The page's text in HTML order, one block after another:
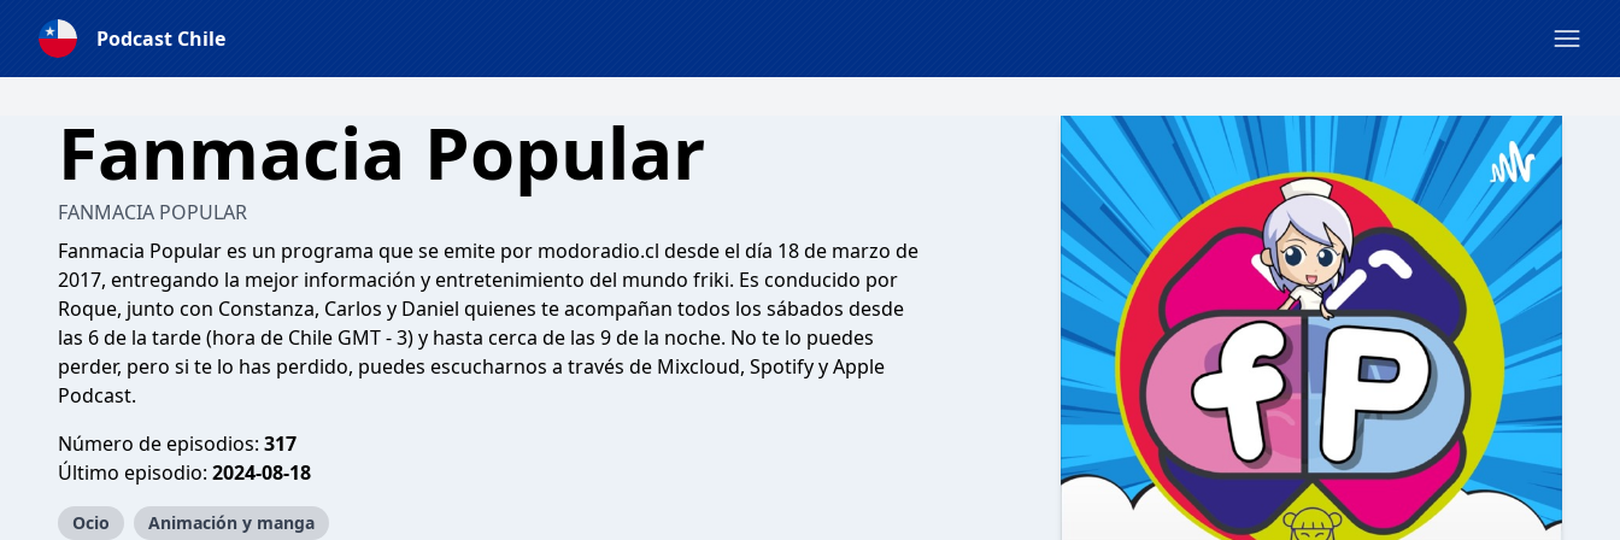
Podcast Chile
Fanmacia Popular
FANMACIA POPULAR
Fanmacia Popular es un programa que se emite por modoradio.cl desde el día 18 de marzo de
2017, entregando la mejor información y entretenimiento del mundo friki. Es conducido por
Roque, junto con Constanza, Carlos y Daniel quienes te acompañan todos los sábados desde
las 6 de la tarde (hora de Chile GMT - 3) y hasta cerca de las 9 de la noche. No te lo puedes
perder, pero si te lo has perdido, puedes escucharnos a través de Mixcloud, Spotify y Apple
Podcast.
Número de episodios: 317
Último episodio: 2024-08-18
Ocio Animación y manga